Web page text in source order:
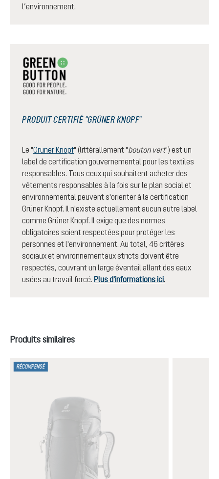
l’environnement.
PRODUIT CERTIFIÉ "GRÜNER KNOPF"
Le "Grüner Knopf" (littérallement "bouton vert") est un
label de certification gouvernemental pour les textiles
responsables. Tous ceux qui souhaitent acheter des
vêtements responsables à la fois sur le plan social et
environnemental peuvent s'orienter à la certification
Grüner Knopf. Il n'existe actuellement aucun autre label
comme Grüner Knopf. Il exige que des normes
obligatoires soient respectées pour protéger les
personnes et l'environnement. Au total, 46 critères
sociaux et environnementaux stricts doivent être
respectés, couvrant un large éventail allant des eaux
usées au travail forcé. Plus d'informations ici.
Ignorer la galerie de produits
Produits similaires
RÉCOMPENSÉ